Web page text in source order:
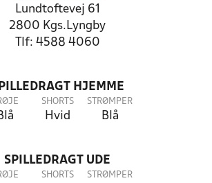
Lundtoftevej 61
2800 Kgs.Lyngby
Tlf: 4588 4060
HJEMME
SHORTS
Hvid
STRØMPER
Blå
SPILLEDRAGT UDE
SHORTS STRØMPER